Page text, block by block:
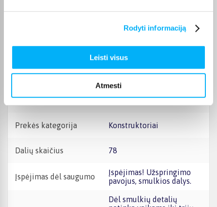
Rodyti informaciją
Leisti visus
Atmesti
46 mm
Gylis 141 mm
Svoris, Kg 0.122
Prekės kategorija Konstruktoriai
Dalių skaičius 78
Įspėjimas dėl saugumo
Įspėjimas! Užspringimo
pavojus, smulkios dalys.
Dėl smulkių detalių